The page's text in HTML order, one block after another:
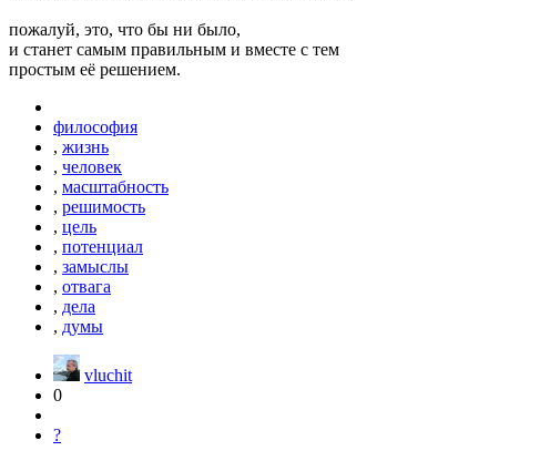
пожалуй, это, что бы ни было,
и станет самым правильным и вместе с тем
простым её решением.
философия
, жизнь
, человек
, масштабность
, решимость
, цель
, потенциал
, замыслы
, отвага
, дела
, думы
vluchit
0
?